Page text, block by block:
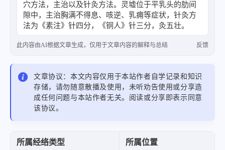
穴方法，主治以及针灸方法。灵墟位于平乳头的肋间
隙中，主治胸满不得息、咳逆、乳痈等症状，针灸方
法为《素注》针四分，《铜人》针三分，灸五壮。
此内容由AI根据文章生成，仅用于文章内容的解释与总结 反馈
文章协议：本文内容仅用于本站作者自学记录和知识
存储，请勿随意散播及使用，未听劝告使用或分享造
成任何问题与本站作者无关。阅读或分享即表示同意
该协议。
所属经络类型 所属位置